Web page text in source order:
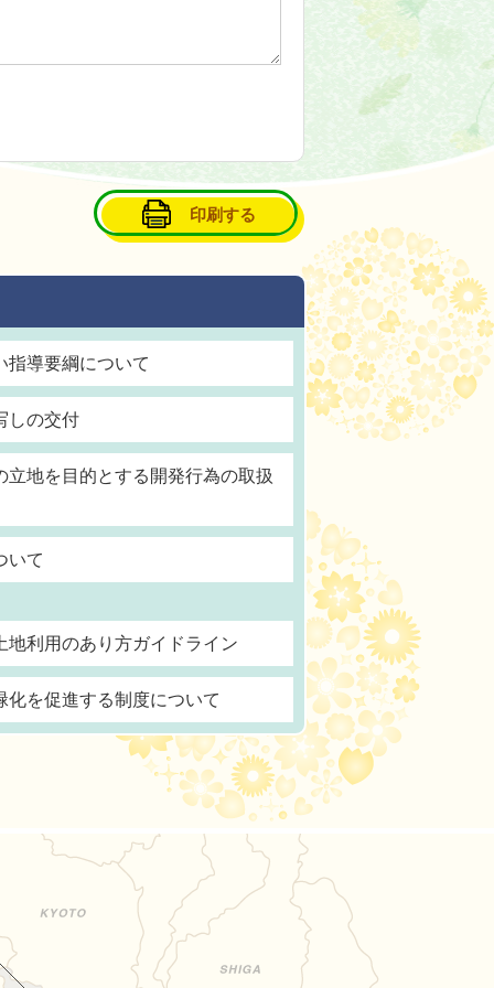
印刷する
指導要綱について
しの交付
地を目的とする開発行為の取扱
いて
地利用のあり方ガイドライン
を促進する制度について